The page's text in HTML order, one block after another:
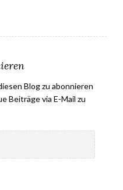
Blog zu abonnieren
Beiträge via E-Mail zu